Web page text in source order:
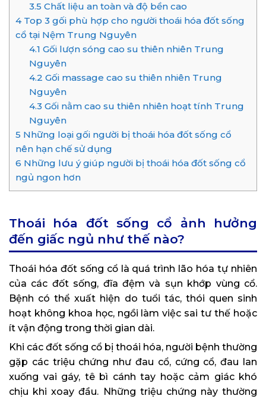
3.5 Chất liệu an toàn và độ bền cao
4Top 3 gối phù hợp cho người thoái hóa đốt sống
cổ tại Nệm Trung Nguyên
4.1 Gối lượn sóng cao su thiên nhiên Trung
Nguyên
4.2 Gối massage cao su thiên nhiên Trung
Nguyên
4.3 Gối nằm cao su thiên nhiên hoạt tính Trung
Nguyên
5 Những loại gối người bị thoái hóa đốt sống cổ
nên hạn chế sử dụng
6 Những lưu ý giúp người bị thoái hóa đốt sống cổ
ngủ ngon hơn
Thoái hóa đốt sống cổ ảnh hưởng
đến giấc ngủ như thế nào?
Thoái hóa đốt sống cổ là quá trình lão hóa tự nhiên
của các đốt sống, đĩa đệm và sụn khớp vùng cổ.
Bệnh có thể xuất hiện do tuổi tác, thói quen sinh
hoạt không khoa học, ngồi làm việc sai tư thế hoặc
ít vận động trong thời gian dài.
Khi các đốt sống cổ bị thoái hóa, người bệnh thường
gặp các triệu chứng như đau cổ, cứng cổ, đau lan
xuống vai gáy, tê bì cánh tay hoặc cảm giác khó
chịu khi xoay đầu. Những triệu chứng này thường